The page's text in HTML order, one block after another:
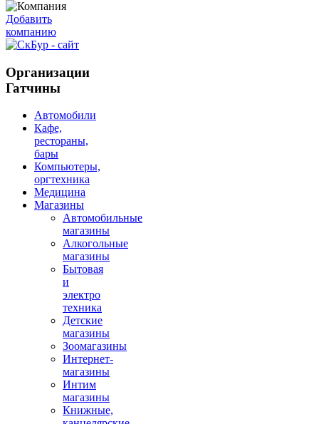
Добавить
компанию
Организации
Гатчины
Автомобили
Кафе,
рестораны,
бары
Компьютеры,
оргтехника
Медицина
Магазины
Автомобильные
магазины
Алкогольные
магазины
Бытовая
и
электро
техника
Детские
магазины
Зоомагазины
Интернет-
магазины
Интим
магазины
Книжные,